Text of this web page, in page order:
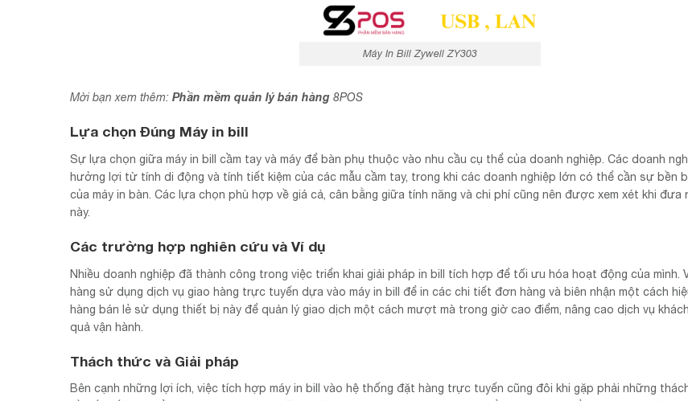
Máy In Bill Zywell ZY303
Mời bạn xem thêm: Phần mềm quản lý bán hàng 8POS
Lựa chọn Đúng Máy in bill
Sự lựa chọn giữa máy in bill cầm tay và máy để bàn phụ thuộc vào nhu cầu cụ thể của doanh nghiệp. Các doanh
hưởng lợi từ tính di động và tính tiết kiệm của các mẫu cầm tay, trong khi các doanh nghiệp lớn có thể cần sự bền
của máy in bàn. Các lựa chọn phù hợp về giá cả, cân bằng giữa tính năng và chi phí cũng nên được xem xét khi đưa
này.
Các trường hợp nghiên cứu và Ví dụ
Nhiều doanh nghiệp đã thành công trong việc triển khai giải pháp in bill tích hợp để tối ưu hóa hoạt động của mình.
hàng sử dụng dịch vụ giao hàng trực tuyến dựa vào máy in bill để in các chi tiết đơn hàng và biên nhận một cách
hàng bán lẻ sử dụng thiết bị này để quản lý giao dịch một cách mượt mà trong giờ cao điểm, nâng cao dịch vụ
quả vận hành.
Thách thức và Giải pháp
Bên cạnh những lợi ích, việc tích hợp máy in bill vào hệ thống đặt hàng trực tuyến cũng đôi khi gặp phải những